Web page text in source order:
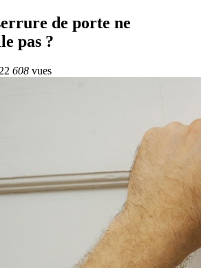
de porte ne
pas ?
608 vues